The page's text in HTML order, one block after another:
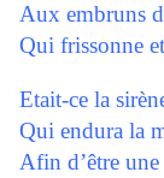
Aux embruns
Qui frissonne
Etait-ce la
Qui endura la
Afin d’être